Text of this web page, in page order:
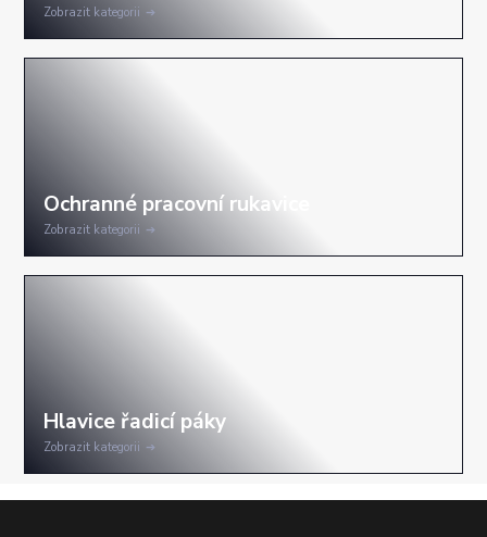
Zobrazit kategorii
Zobrazit kategorii
Zobrazit kategorii